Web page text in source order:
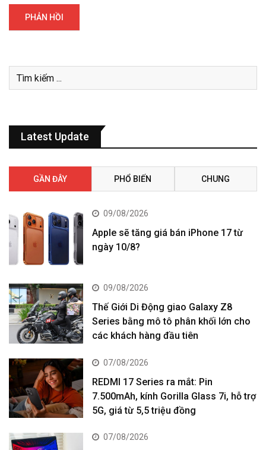
Latest Update
GẦN ĐÂY PHỔ BIẾN CHUNG
09/08/2026
Apple sẽ tăng giá bán iPhone 17 từ
ngày 10/8?
09/08/2026
Thế Giới Di Động giao Galaxy Z8
Series bằng mô tô phân khối lớn cho
các khách hàng đầu tiên
07/08/2026
REDMI 17 Series ra mắt: Pin
7.500mAh, kính Gorilla Glass 7i, hỗ trợ
5G, giá từ 5,5 triệu đồng
07/08/2026